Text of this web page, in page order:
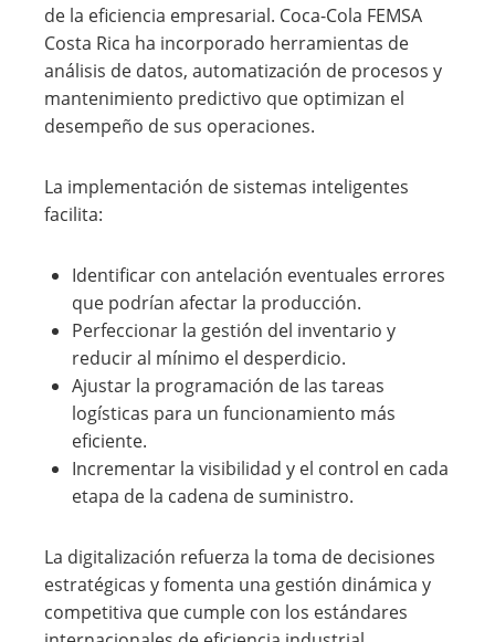
de la eficiencia empresarial. Coca-Cola FEMSA
Costa Rica ha incorporado herramientas de
análisis de datos, automatización de procesos y
mantenimiento predictivo que optimizan el
desempeño de sus operaciones.
La implementación de sistemas inteligentes
facilita:
Identificar con antelación eventuales errores
que podrían afectar la producción.
Perfeccionar la gestión del inventario y
reducir al mínimo el desperdicio.
Ajustar la programación de las tareas
logísticas para un funcionamiento más
eficiente.
Incrementar la visibilidad y el control en cada
etapa de la cadena de suministro.
La digitalización refuerza la toma de decisiones
estratégicas y fomenta una gestión dinámica y
competitiva que cumple con los estándares